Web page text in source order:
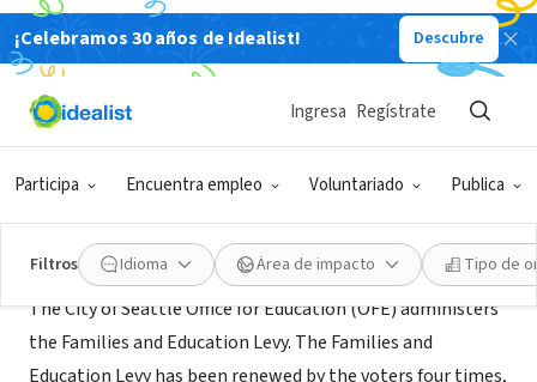
¡Celebramos 30 años de Idealist! Descubre
Participa Encuentra empleo Voluntariado Publica
Ingresa Regístrate
Filtros Idioma Área de impacto Tipo de
GOBIERNO
City of Seattle Office for Education
Acerca de
The City of Seattle Office for Education (OFE) administers
the Families and Education Levy. The Families and
Education Levy has been renewed by the voters four times,